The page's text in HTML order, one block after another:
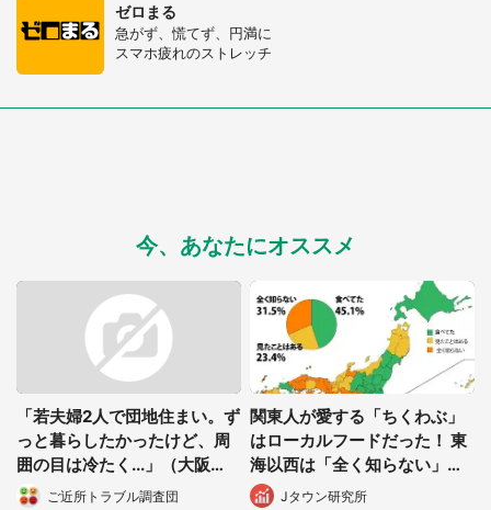
ゼロまる
急がず、慌てず、円満に
スマホ疲れのストレッチ
今、あなたにオススメ
「若夫婦2人で団地住まい。ず
っと暮らしたかったけど、周
囲の目は冷たく...」（大阪
府・30代女性）
ご近所トラブル調査団
関東人が愛する「ちくわぶ」
はローカルフードだった！ 東
海以西は「全く知らない」多
数派 Jタウン研究所